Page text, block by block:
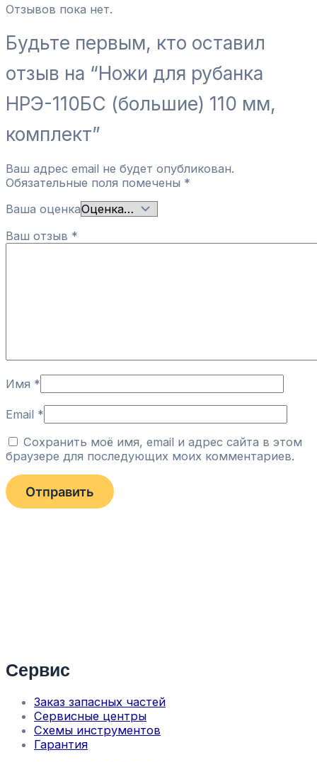
Отзывов пока нет.
Будьте первым, кто оставил
отзыв на “Ножи для рубанка
НРЭ-110БС (большие) 110 мм,
комплект”
Ваш адрес email не будет опубликован.
Обязательные поля помечены *
Ваша оценка
Ваш отзыв *
Имя *
Email *
Сохранить моё имя, email и адрес сайта в этом
браузере для последующих моих комментариев.
Сервис
Заказ запасных частей
Сервисные центры
Схемы инструментов
Гарантия